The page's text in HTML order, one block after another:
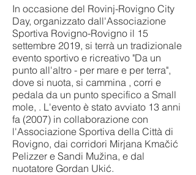
In occasione del Rovinj-Rovigno City
Day, organizzato dall'Associazione
Sportiva Rovigno-Rovigno il 15
settembre 2019, si terrà un tradizionale
evento sportivo e ricreativo "Da un
punto all'altro - per mare e per terra",
dove si nuota, si cammina , corri e
pedala da un punto specifico a Small
mole, . L'evento è stato avviato 13 anni
fa (2007) in collaborazione con
l'Associazione Sportiva della Città di
Rovigno, dai corridori Mirjana Kmačić
Pelizzer e Sandi Mužina, e dal
nuotatore Gordan Ukić.